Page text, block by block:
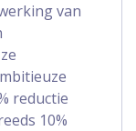
van
reductie
10%